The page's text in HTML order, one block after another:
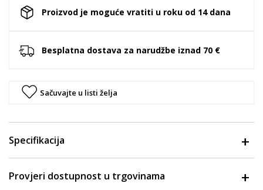
Proizvod je moguće vratiti u roku od 14 dana
Besplatna dostava za narudžbe iznad 70 €
Sačuvajte u listi želja
Specifikacija
Provjeri dostupnost u trgovinama